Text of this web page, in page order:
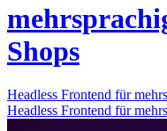
Shops
Headless Frontend für
Headless Frontend für